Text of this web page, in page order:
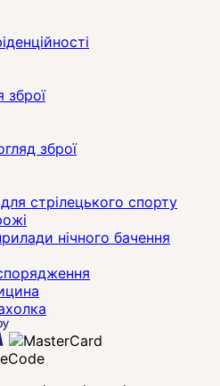
зброї
зброї
стрілецького спорту
нічного бачення